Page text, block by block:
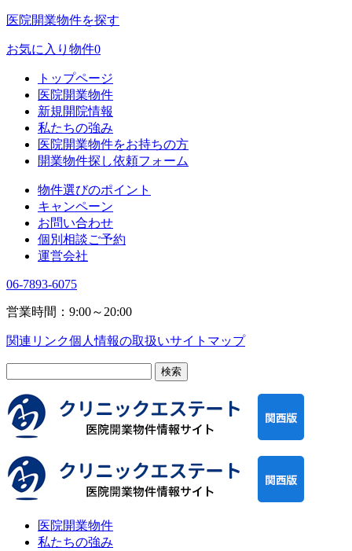
医院開業物件を探す
お気に入り物件0
トップページ
医院開業物件
新規開院情報
私たちの強み
医院開業物件をお持ちの方
開業物件探し依頼フォーム
物件選びのポイント
キャンペーン
お問い合わせ
個別相談ご予約
運営会社
06-7893-6075
営業時間：9:00～20:00
関連リンク個人情報の取扱いサイトマップ
医院開業物件
私たちの強み